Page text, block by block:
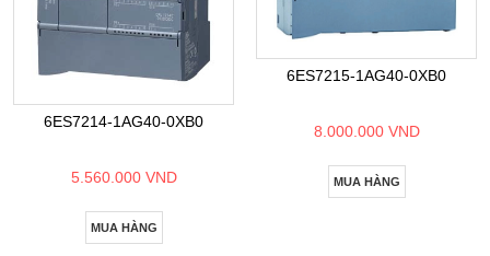
6ES7214-1AG40-0XB0
5.560.000 VND
MUA HÀNG
6ES7215-1AG40-0XB0
8.000.000 VND
MUA HÀNG